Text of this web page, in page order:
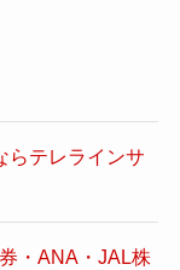
らテレラインサ
・ANA・JAL株